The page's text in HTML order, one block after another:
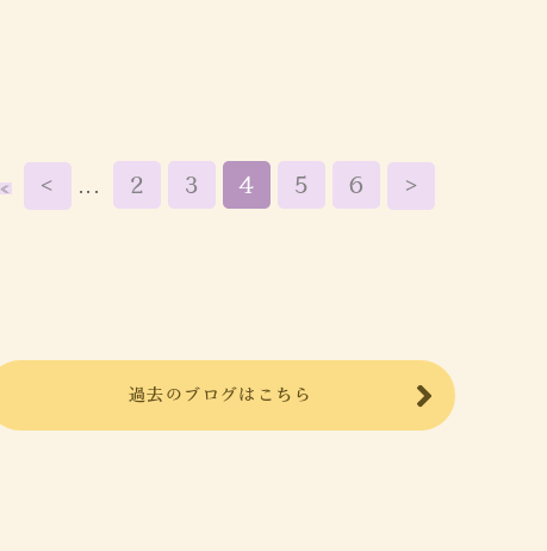
≪ < ... 2 3 4 5 6 >
過去のブログはこちら